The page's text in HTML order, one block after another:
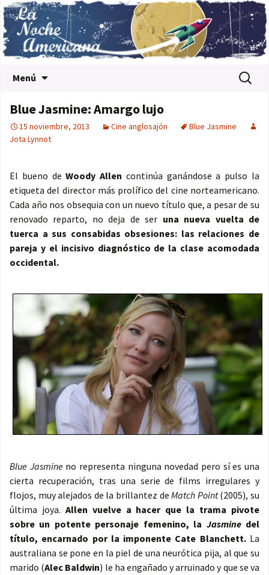
Menú Buscar:
Blue Jasmine: Amargo lujo
15 noviembre, 2013 Cine anglosajón
Blue Jasmine
Jota Lynnot
El bueno deWoody Allen continúa ganándose a pulso la
etiqueta del director más prolífico del cine norteamericano.
Cada año nos obsequia con un nuevo título que, a pesar de su
renovado reparto, no deja de ser una nueva vuelta de
tuerca a sus consabidas obsesiones: las relaciones de
pareja y el incisivo diagnóstico de la clase acomodada
occidental.
Blue Jasmine no representa ninguna novedad pero sí es una
cierta recuperación, tras una serie de films irregulares y
flojos, muy alejados de la brillantez deMatch Point(2005), su
última joya. Allen vuelve a hacer que la trama pivote
sobre un potente personaje femenino, la Jasminedel
título, encarnado por la imponente Cate Blanchett.La
australiana se pone en la piel de una neurótica pija, al que su
marido (Alec Baldwin) le ha engañado y arruinado y que se va